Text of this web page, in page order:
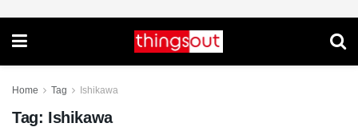
Home Tag Ishikawa
Tag: Ishikawa